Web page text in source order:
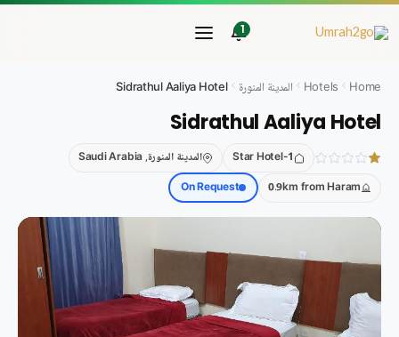
تخطي
إلى
1
Home
Hotels المدينة المنورة Sidrathul Aaliya Hotel
Sidrathul Aaliya Hotel
1-Star Hotel
المدينة المنورة, Saudi Arabia
0.9km from Haram
On Request